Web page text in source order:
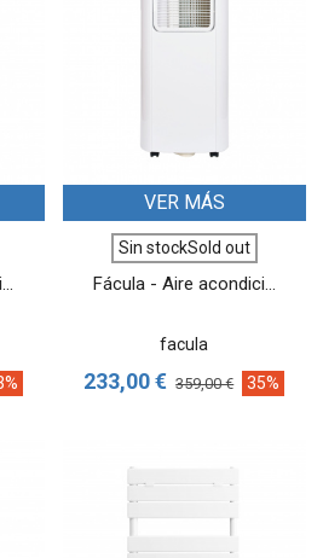
VER MÁS
Sin stockSold out
Fácula - Aire acondici...
facula
233,00 € 359,00 € 35%